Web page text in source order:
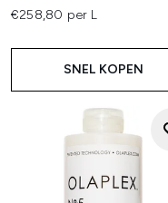
€258,80 per L
SNEL KOPEN